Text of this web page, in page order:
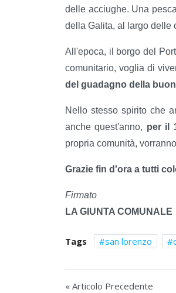
delle acciughe. Una
della Galita, al largo delle
All'epoca, il borgo del
comunitario, voglia di
del guadagno della
Nello stesso spirito che
anche quest'anno, per il
propria comunità, vorranno
Grazie fin d'ora a tutti
Firmato
LA GIUNTA COMUNALE
Tags san lorenzo
« Articolo Precedente